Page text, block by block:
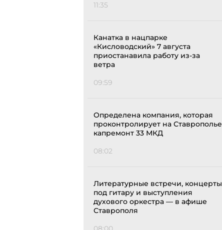
11:35
Канатка в нацпарке
«Кисловодский» 7 августа
приостанавила работу из-за
ветра
09:59
Определена компания, которая
проконтролирует на Ставрополье
капремонт 33 МКД
08:02
Литературные встречи, концерты
под гитару и выступления
духового оркестра — в афише
Ставрополя